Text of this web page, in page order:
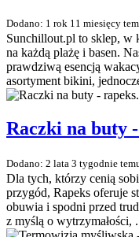
Dodano: 1 rok 11 miesięcy
Sunchillout.pl to sklep, w
na każdą plażę i basen.
prawdziwą esencją
asortyment bikini,
Raczki na buty
Dodano: 2 lata 3 tygodnie
Dla tych, którzy cenią
przygód, Rapeks oferuje
obuwia i spodni przed
z myślą o wytrzymałości,